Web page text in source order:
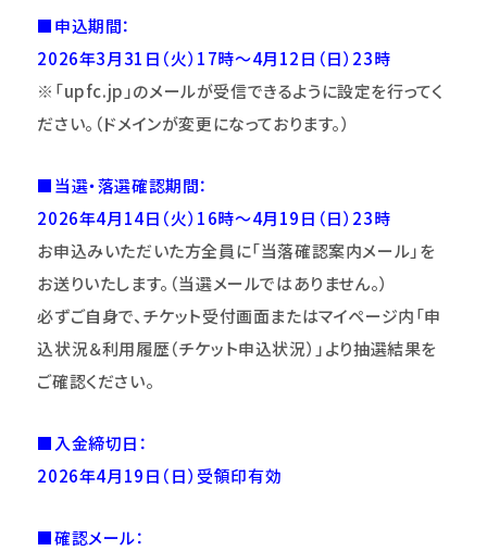
■申込期間：
2026年3月31日（火）17時～4月12日（日）23時
※「upfc.jp」のメールが受信できるように設定を行ってく
ださい。（ドメインが変更になっております。）
■当選・落選確認期間：
2026年4月14日（火）16時～4月19日（日）23時
お申込みいただいた方全員に「当落確認案内メール」を
お送りいたします。（当選メールではありません。）
必ずご自身で、チケット受付画面またはマイページ内「申
込状況＆利用履歴（チケット申込状況）」より抽選結果を
ご確認ください。
■入金締切日：
2026年4月19日（日） 受領印有効
■確認メール：